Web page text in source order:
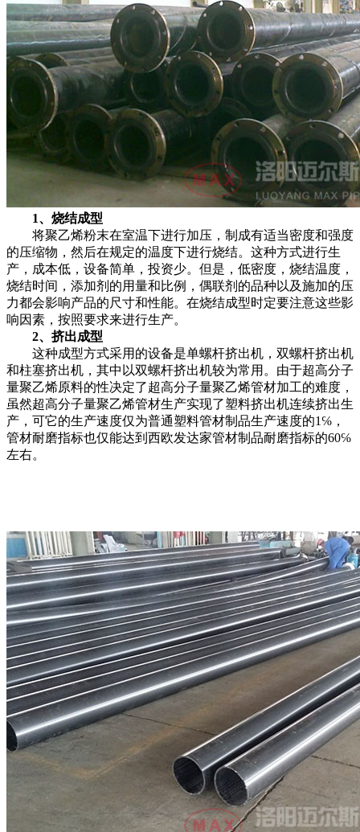
1、烧结成型
将聚乙烯粉末在室温下进行加压，制成有适当密度和强度
的压缩物，然后在规定的温度下进行烧结。这种方式进行生
产，成本低，设备简单，投资少。但是，低密度，烧结温度，
烧结时间，添加剂的用量和比例，偶联剂的品种以及施加的压
力都会影响产品的尺寸和性能。在烧结成型时定要注意这些影
响因素，按照要求来进行生产。
2、挤出成型
这种成型方式采用的设备是单螺杆挤出机，双螺杆挤出机
和柱塞挤出机，其中以双螺杆挤出机较为常用。由于超高分子
量聚乙烯原料的性决定了超高分子量聚乙烯管材加工的难度，
虽然超高分子量聚乙烯管材生产实现了塑料挤出机连续挤出生
产，可它的生产速度仅为普通塑料管材制品生产速度的1℅，
管材耐磨指标也仅能达到西欧发达家管材制品耐磨指标的60℅
左右。